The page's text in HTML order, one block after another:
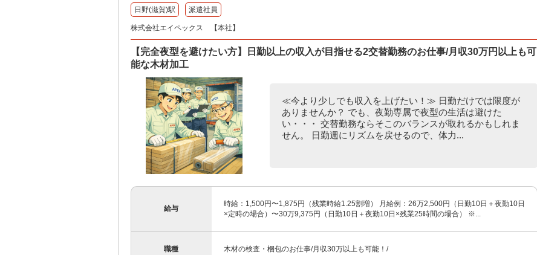
日野(滋賀)駅 派遣社員
株式会社エイペックス 【本社】
【完全夜型を避けたい方】日勤以上の収入が目指せる2交替勤務のお仕事/月収30万円以上も可
能な木材加工
≪今より少しでも収入を上げたい！≫ 日勤だけでは限度が
ありませんか？ でも、夜勤専属で夜型の生活は避けた
い・・・ 交替勤務ならそこのバランスが取れるかもしれま
せん。 日勤週にリズムを戻せるので、体力...
給与
時給：1,500円〜1,875円（残業時給1.25割増） 月給例：26万2,500円（日勤10日＋夜勤10日
×定時の場合）〜30万9,375円（日勤10日＋夜勤10日×残業25時間の場合） ※...
職種 木材の検査・梱包のお仕事/月収30万以上も可能！/